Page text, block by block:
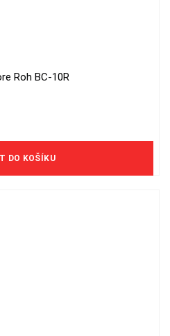
Roh BC-10R
DO KOŠÍKU